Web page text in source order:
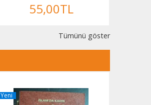
55,00TL
Tümünü göster
Yeni